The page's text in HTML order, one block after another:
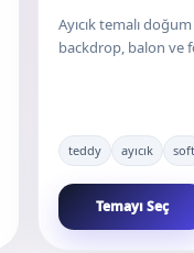
Ayıcık temalı
backdrop, balon ve
teddy ayıcık soft
Temayı Seç